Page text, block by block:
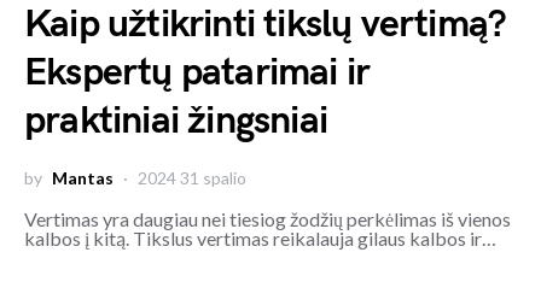
Kaip užtikrinti tikslų vertimą?
Ekspertų patarimai ir
praktiniai žingsniai
by Mantas 2024 31 spalio
Vertimas yra daugiau nei tiesiog žodžių perkėlimas iš vienos
kalbos į kitą. Tikslus vertimas reikalauja gilaus kalbos ir…